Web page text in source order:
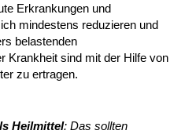
Erkrankungen und
mindestens reduzieren und
belastenden
Krankheit sind mit der Hilfe von
zu ertragen.
Heilmittel: Das sollten